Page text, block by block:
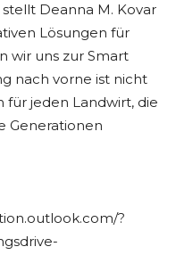
Deanna M. Kovar
Lösungen für
wir uns zur Smart
nach vorne ist nicht
jeden Landwirt, die
Generationen
?